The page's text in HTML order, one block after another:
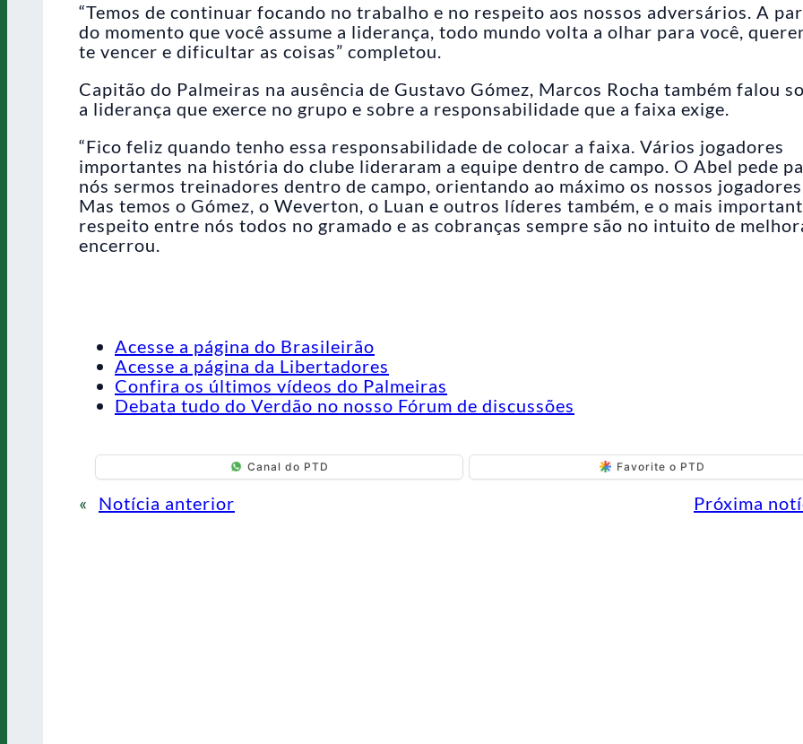
“Temos de continuar focando no trabalho e no respeito aos nossos adversários. A
do momento que você assume a liderança, todo mundo volta a olhar para você,
te vencer e dificultar as coisas” completou.
Capitão do Palmeiras na ausência de Gustavo Gómez, Marcos Rocha também falou
a liderança que exerce no grupo e sobre a responsabilidade que a faixa exige.
“Fico feliz quando tenho essa responsabilidade de colocar a faixa. Vários jogadores
importantes na história do clube lideraram a equipe dentro de campo. O Abel pede
nós sermos treinadores dentro de campo, orientando ao máximo os nossos
Mas temos o Gómez, o Weverton, o Luan e outros líderes também, e o mais
respeito entre nós todos no gramado e as cobranças sempre são no intuito de
encerrou.
Acesse a página do Brasileirão
Acesse a página da Libertadores
Confira os últimos vídeos do Palmeiras
Debata tudo do Verdão no nosso Fórum de discussões
Canal do PTD Favorite o PTD
« Notícia anterior Próxima